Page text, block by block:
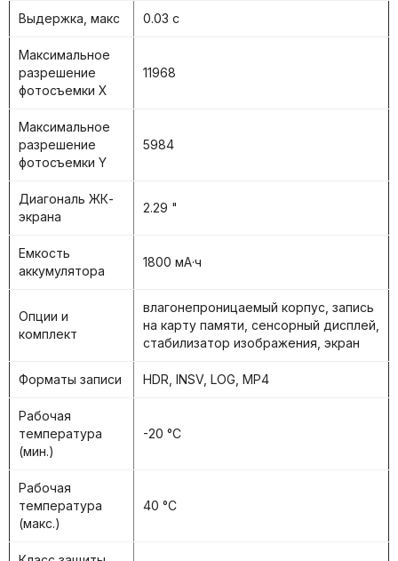
Выдержка, макс 0.03 с
Максимальное
разрешение
фотосъемки X
11968
Максимальное
разрешение
фотосъемки Y
5984
Диагональ ЖК-
экрана
2.29 "
Емкость
аккумулятора
1800 мА·ч
Опции и
комплект
влагонепроницаемый корпус, запись
на карту памяти, сенсорный дисплей,
стабилизатор изображения, экран
Форматы записи HDR, INSV, LOG, MP4
Рабочая
температура
(мин.)
-20 °C
Рабочая
температура
(макс.)
40 °C